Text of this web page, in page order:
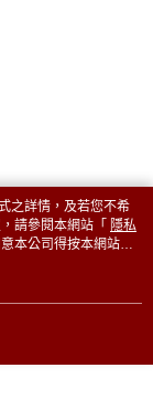
之詳情，及若您不希
請參閱本網站「 隱私
本公司得按本網站使